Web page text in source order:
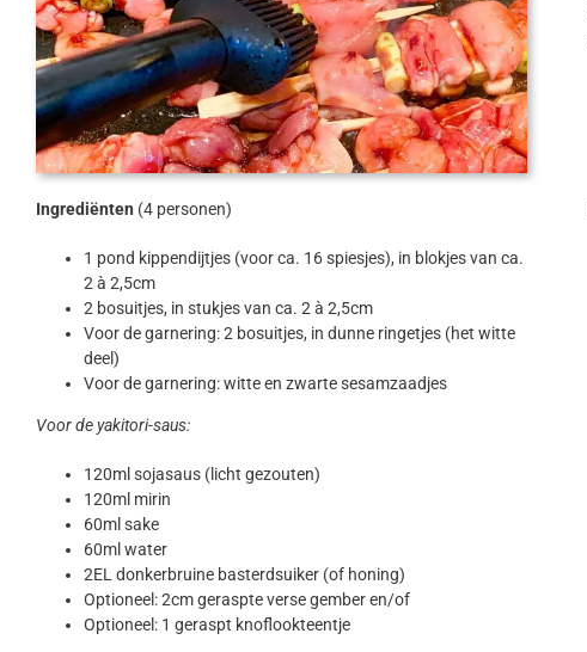
Ingrediënten (4 personen)
1 pond kippendijtjes (voor ca. 16 spiesjes), in blokjes van ca.
2 à 2,5cm
2 bosuitjes, in stukjes van ca. 2 à 2,5cm
Voor de garnering: 2 bosuitjes, in dunne ringetjes (het witte
deel)
Voor de garnering: witte en zwarte sesamzaadjes
Voor de yakitori-saus:
120ml sojasaus (licht gezouten)
120ml mirin
60ml sake
60ml water
2EL donkerbruine basterdsuiker (of honing)
Optioneel: 2cm geraspte verse gember en/of
Optioneel: 1 geraspt knoflookteentje